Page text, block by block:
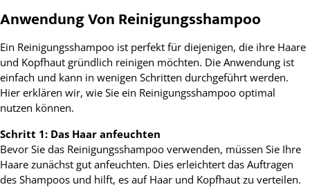
Anwendung Von Reinigungsshampoo
Ein Reinigungsshampoo ist perfekt für diejenigen, die ihre Haare
und Kopfhaut gründlich reinigen möchten. Die Anwendung ist
einfach und kann in wenigen Schritten durchgeführt werden.
Hier erklären wir, wie Sie ein Reinigungsshampoo optimal
nutzen können.
Schritt 1: Das Haar anfeuchten
Bevor Sie das Reinigungsshampoo verwenden, müssen Sie Ihre
Haare zunächst gut anfeuchten. Dies erleichtert das Auftragen
des Shampoos und hilft, es auf Haar und Kopfhaut zu verteilen.